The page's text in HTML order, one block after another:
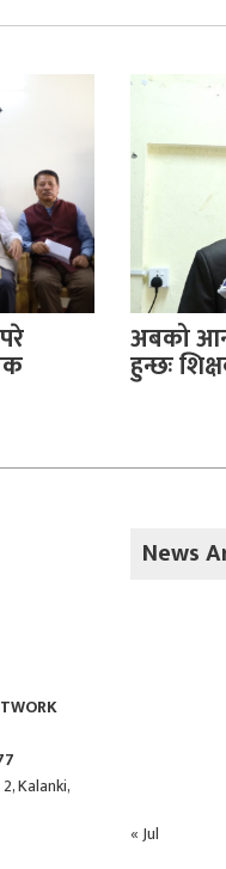
अबको
हुन्छः
Kalanki,
News
« Jul